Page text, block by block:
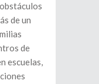
de un
de
escuelas,